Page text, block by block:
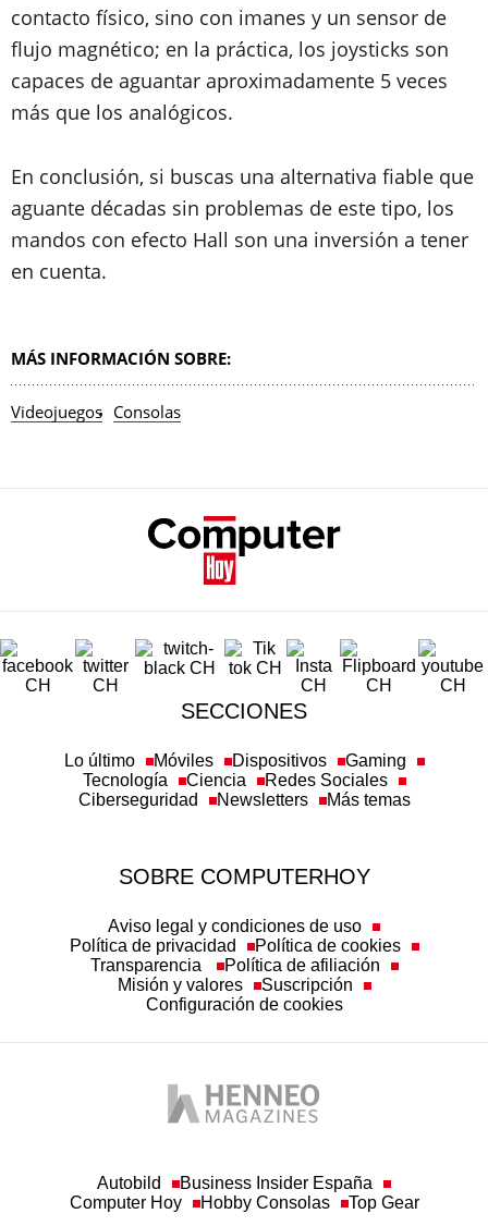
contacto físico, sino con imanes y un sensor de
flujo magnético; en la práctica, los joysticks son
capaces de aguantar aproximadamente 5 veces
más que los analógicos.
En conclusión, si buscas una alternativa fiable que
aguante décadas sin problemas de este tipo, los
mandos con efecto Hall son una inversión a tener
en cuenta.
MÁS INFORMACIÓN SOBRE:
Videojuegos Consolas
SECCIONES
Tecnología
Ciencia
Redes Sociales
Ciberseguridad
Newsletters Más temas
Política de privacidad
Política de cookies
Transparencia
Política de afiliación
Misión y valores
Suscripción
Configuración de cookies
Computer Hoy
Hobby Consolas Top Gear